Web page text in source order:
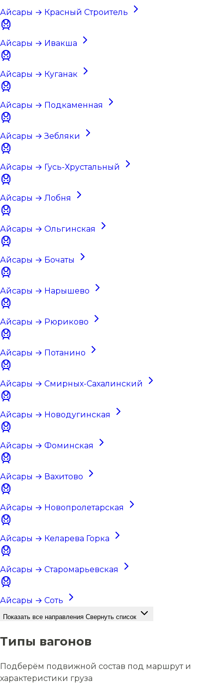
Айсары → Красный Строитель
Айсары → Ивакша
Айсары → Куганак
Айсары → Подкаменная
Айсары → Зебляки
Айсары → Гусь-Хрустальный
Айсары → Лобня
Айсары → Ольгинская
Айсары → Бочаты
Айсары → Нарышево
Айсары → Рюриково
Айсары → Потанино
Айсары → Смирных-Сахалинский
Айсары → Новодугинская
Айсары → Фоминская
Айсары → Вахитово
Айсары → Новопролетарская
Айсары → Келарева Горка
Айсары → Старомарьевская
Айсары → Соть
Показать все направления Свернуть список
Типы вагонов
Подберём подвижной состав под маршрут и
характеристики груза